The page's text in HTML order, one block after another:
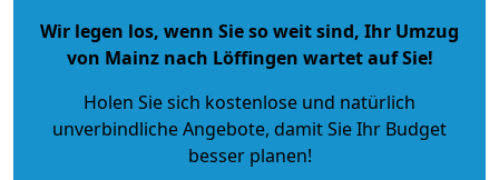
Wir legen los, wenn Sie so weit sind, Ihr Umzug
von Mainz nach Löffingen wartet auf Sie!
Holen Sie sich kostenlose und natürlich
unverbindliche Angebote, damit Sie Ihr Budget
besser planen!